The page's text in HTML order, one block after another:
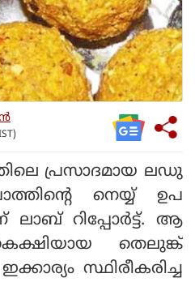
പ്രസാദമായ ലഡു
നെയ്യ് ഉപ
ലാബ് റിപ്പോര്‍ട്ട്. ആ
തെലുങ്ക്
സ്ഥിരീകരിച്ച